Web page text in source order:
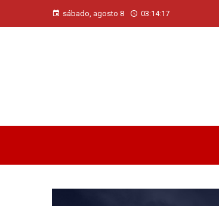
sábado, agosto 8 03:14:18